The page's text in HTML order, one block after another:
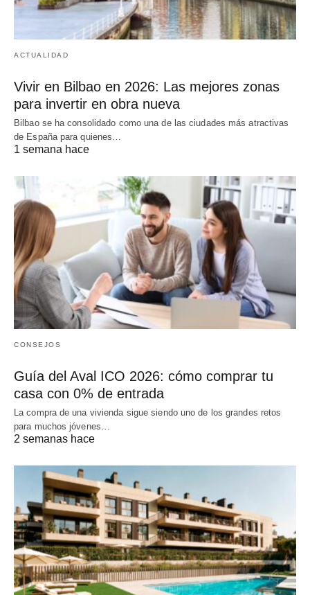
ACTUALIDAD
Vivir en Bilbao en 2026: Las mejores zonas
para invertir en obra nueva
Bilbao se ha consolidado como una de las ciudades más atractivas
de España para quienes…
1 semana hace
CONSEJOS
Guía del Aval ICO 2026: cómo comprar tu
casa con 0% de entrada
La compra de una vivienda sigue siendo uno de los grandes retos
para muchos jóvenes…
2 semanas hace